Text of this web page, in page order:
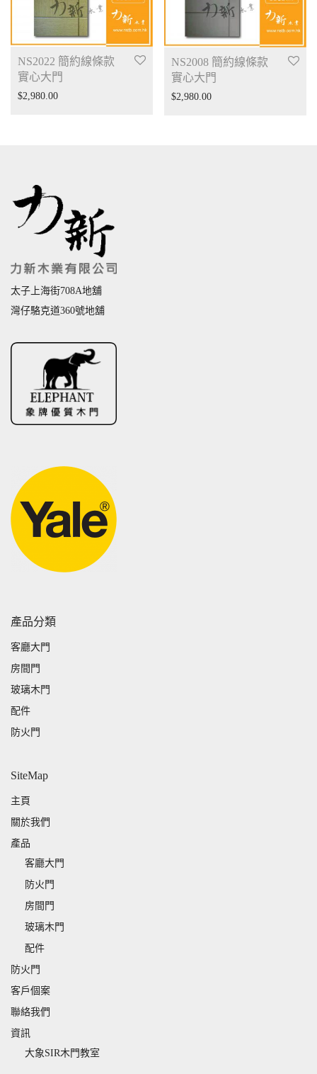
NS2022 簡約線條款
實心大門
$2,980.00
NS2008 簡約線條款
實心大門
$2,980.00
太子上海街708A地舖
灣仔駱克道360號地舖
產品分類
客廳大門
房間門
玻璃木門
配件
防火門
SiteMap
主頁
關於我們
產品
客廳大門
防火門
房間門
玻璃木門
配件
防火門
客戶個案
聯絡我們
資訊
大象SIR木門教室